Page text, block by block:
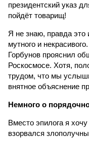
президентский указ
пойдёт товарищ!
Я не знаю, правда это
мутного и
Горбунов прояснил
Роскосмосе. Хотя,
трудом, что мы
внятное объяснение
Немного о
Вместо эпилога я
взорвался